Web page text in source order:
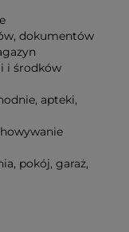
dokumentów
i środków
apteki,
pokój, garaż,